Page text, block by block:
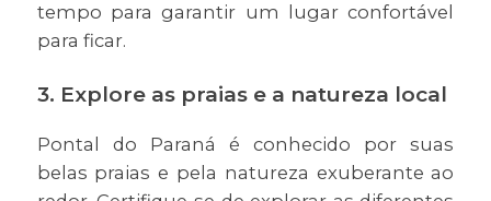
tempo para garantir um lugar confortável
para ficar.
3. Explore as praias e a natureza local
Pontal do Paraná é conhecido por suas
belas praias e pela natureza exuberante ao